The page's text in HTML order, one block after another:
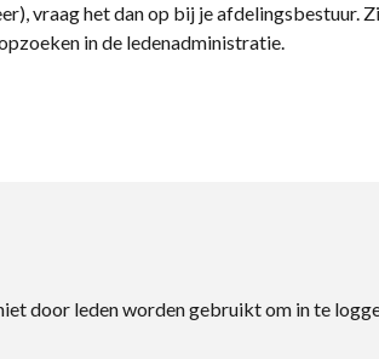
vraag het dan op bij je afdelingsbestuur.
in de ledenadministratie.
door leden worden gebruikt om in te